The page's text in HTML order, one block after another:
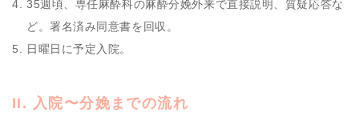
35週頃、専任麻酔科の麻酔分娩外来で直接説明、質疑応答な
ど。署名済み同意書を回収。
日曜日に予定入院。
II. 入院〜分娩までの流れ